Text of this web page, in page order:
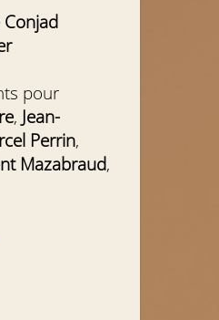
Conjad
pour
, Jean-
Perrin,
Mazabraud,